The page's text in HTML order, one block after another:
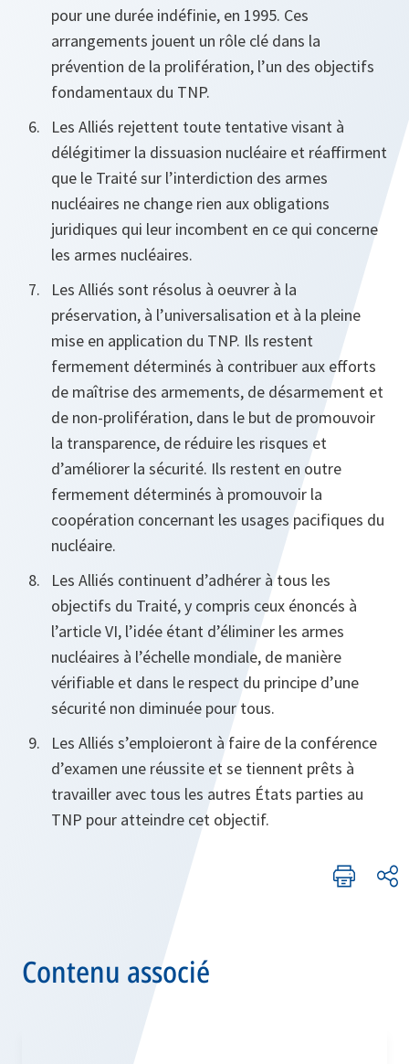
pour une durée indéfinie, en 1995. Ces
arrangements jouent un rôle clé dans la
prévention de la prolifération, l’un des objectifs
fondamentaux du TNP.
Les Alliés rejettent toute tentative visant à
délégitimer la dissuasion nucléaire et réaffirment
que le Traité sur l’interdiction des armes
nucléaires ne change rien aux obligations
juridiques qui leur incombent en ce qui concerne
les armes nucléaires.
Les Alliés sont résolus à oeuvrer à la
préservation, à l’universalisation et à la pleine
mise en application du TNP. Ils restent
fermement déterminés à contribuer aux efforts
de maîtrise des armements, de désarmement et
de non-prolifération, dans le but de promouvoir
la transparence, de réduire les risques et
d’améliorer la sécurité. Ils restent en outre
fermement déterminés à promouvoir la
coopération concernant les usages pacifiques du
nucléaire.
Les Alliés continuent d’adhérer à tous les
objectifs du Traité, y compris ceux énoncés à
l’article VI, l’idée étant d’éliminer les armes
nucléaires à l’échelle mondiale, de manière
vérifiable et dans le respect du principe d’une
sécurité non diminuée pour tous.
Les Alliés s’emploieront à faire de la conférence
d’examen une réussite et se tiennent prêts à
travailler avec tous les autres États parties au
TNP pour atteindre cet objectif.
Contenu associé